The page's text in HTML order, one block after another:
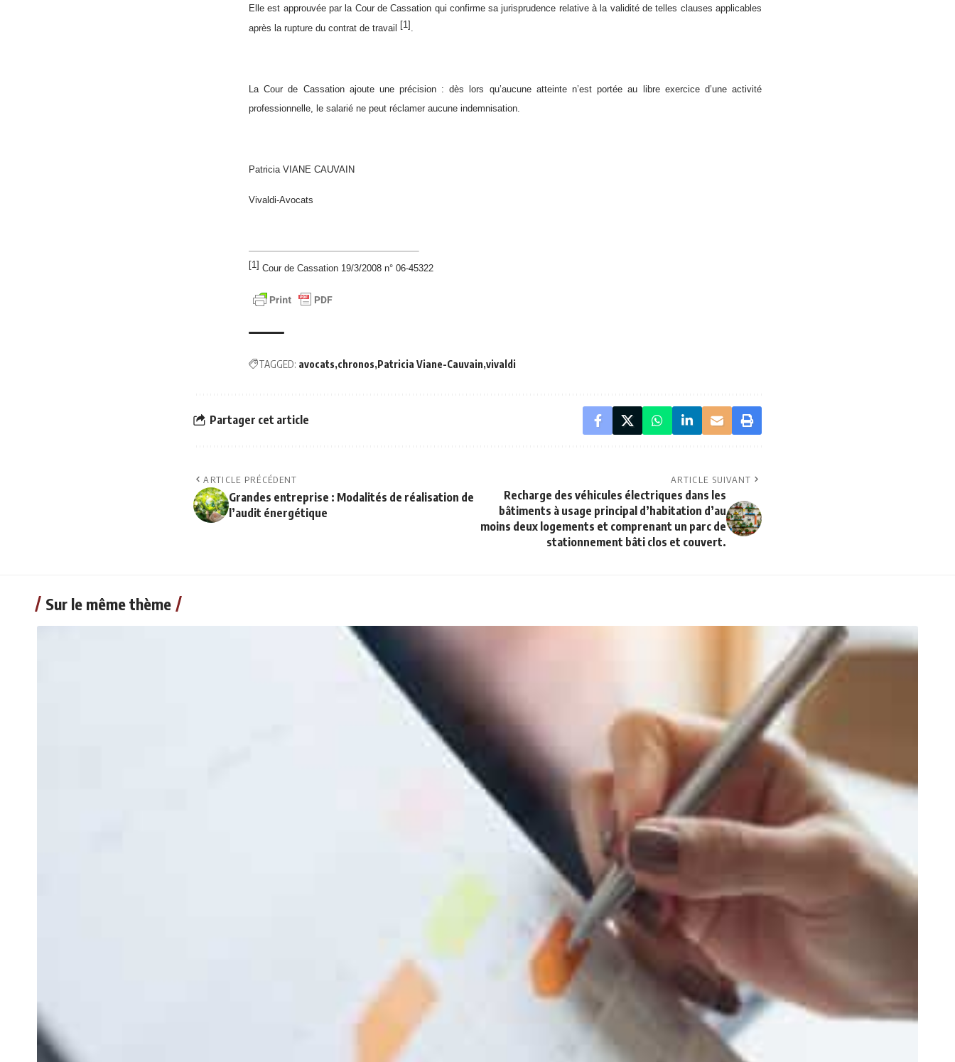
Elle est approuvée par la Cour de Cassation qui confirme sa jurisprudence relative à la validité de telles clauses applicables
après la rupture du contrat de travail
[1] .
La Cour de Cassation ajoute une précision : dès lors qu’aucune atteinte n’est portée au libre exercice d’une activité
professionnelle, le salarié ne peut réclamer aucune indemnisation.
Patricia VIANE CAUVAIN
Vivaldi-Avocats
[1] Cour de Cassation 19/3/2008 n° 06-45322
TAGGED: avocats chronos Patricia Viane-Cauvain vivaldi
Partager cet article
ARTICLE PRÉCÉDENT
Grandes entreprise : Modalités de réalisation de
l’audit énergétique
ARTICLE SUIVANT
Recharge des véhicules électriques dans les
bâtiments à usage principal d’habitation d’au
moins deux logements et comprenant un parc de
stationnement bâti clos et couvert.
Sur le même thème